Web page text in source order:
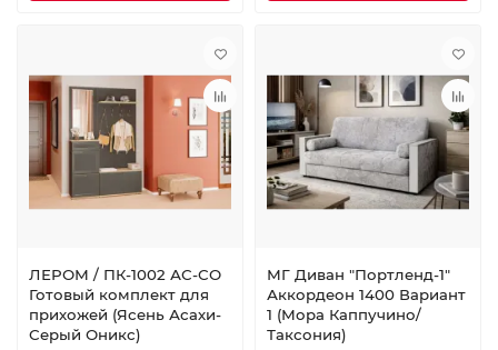
ЛЕРОМ / ПК-1002 АС-СО
Готовый комплект для
прихожей (Ясень Асахи-
Серый Оникс)
МГ Диван "Портленд-1"
Аккордеон 1400 Вариант
1 (Мора Каппучино/
Таксония)